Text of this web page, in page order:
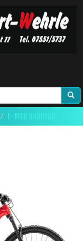
E-MTB HARDTAIL